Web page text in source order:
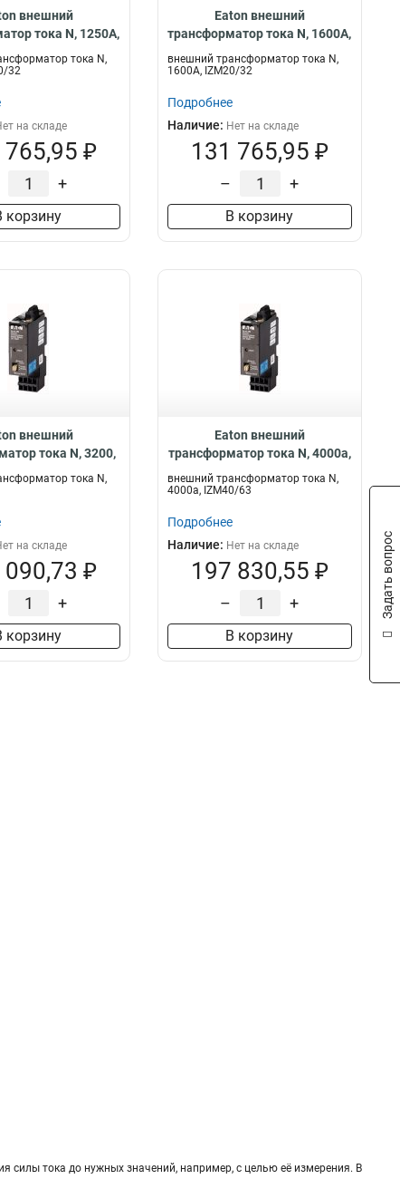
внешний
тока N, 1250A,
IZM-CTN-1250
тока N,
32
на складе
765,95 ₽
+
корзину
Eaton внешний
трансформатор тока N, 1600A,
IZM20/32 IZM-CTN-1600
внешний трансформатор тока N,
1600A, IZM20/32
Подробнее
Наличие: Нет на складе
131 765,95 ₽
– +
В корзину
внешний
тока N, 3200,
IZM-CTN-3200тока N,
на складе
090,73 ₽
+
корзину
Eaton внешний
трансформатор тока N, 4000a,
IZM40/63 IZM-CTN-4000
внешний трансформатор тока N,
4000a, IZM40/63
Подробнее
Наличие: Нет на складе
197 830,55 ₽
– +
В корзину
силы тока до нужных значений, например, с целью её измерения. В
Задать вопрос